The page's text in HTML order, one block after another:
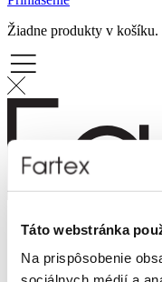
Táto webstránka
Na prispôsobenie
Žiadne produkty v košíku.
Značky
Dámska móda
Pánska móda